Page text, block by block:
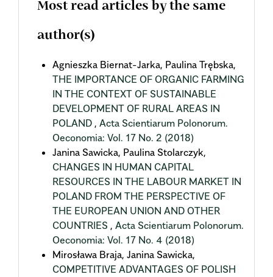
Most read articles by the same
author(s)
Agnieszka Biernat-Jarka, Paulina Trębska,
THE IMPORTANCE OF ORGANIC FARMING
IN THE CONTEXT OF SUSTAINABLE
DEVELOPMENT OF RURAL AREAS IN
POLAND , Acta Scientiarum Polonorum.
Oeconomia: Vol. 17 No. 2 (2018)
Janina Sawicka, Paulina Stolarczyk,
CHANGES IN HUMAN CAPITAL
RESOURCES IN THE LABOUR MARKET IN
POLAND FROM THE PERSPECTIVE OF
THE EUROPEAN UNION AND OTHER
COUNTRIES , Acta Scientiarum Polonorum.
Oeconomia: Vol. 17 No. 4 (2018)
Mirosława Braja, Janina Sawicka,
COMPETITIVE ADVANTAGES OF POLISH